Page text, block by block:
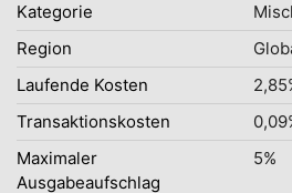
Kategorie
Region
Laufende Kosten
Transaktionskosten
Maximaler
Ausgabeaufschlag
5%